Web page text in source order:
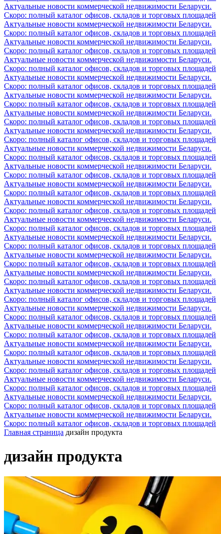
Актуальные новости коммерческой недвижимости Беларуси.
Скоро: полный каталог офисов, складов и торговых площадей
Актуальные новости коммерческой недвижимости Беларуси.
Скоро: полный каталог офисов, складов и торговых площадей
Актуальные новости коммерческой недвижимости Беларуси.
Скоро: полный каталог офисов, складов и торговых площадей
Актуальные новости коммерческой недвижимости Беларуси.
Скоро: полный каталог офисов, складов и торговых площадей
Актуальные новости коммерческой недвижимости Беларуси.
Скоро: полный каталог офисов, складов и торговых площадей
Актуальные новости коммерческой недвижимости Беларуси.
Скоро: полный каталог офисов, складов и торговых площадей
Актуальные новости коммерческой недвижимости Беларуси.
Скоро: полный каталог офисов, складов и торговых площадей
Актуальные новости коммерческой недвижимости Беларуси.
Скоро: полный каталог офисов, складов и торговых площадей
Актуальные новости коммерческой недвижимости Беларуси.
Скоро: полный каталог офисов, складов и торговых площадей
Актуальные новости коммерческой недвижимости Беларуси.
Скоро: полный каталог офисов, складов и торговых площадей
Актуальные новости коммерческой недвижимости Беларуси.
Скоро: полный каталог офисов, складов и торговых площадей
Актуальные новости коммерческой недвижимости Беларуси.
Скоро: полный каталог офисов, складов и торговых площадей
Актуальные новости коммерческой недвижимости Беларуси.
Скоро: полный каталог офисов, складов и торговых площадей
Актуальные новости коммерческой недвижимости Беларуси.
Скоро: полный каталог офисов, складов и торговых площадей
Актуальные новости коммерческой недвижимости Беларуси.
Скоро: полный каталог офисов, складов и торговых площадей
Актуальные новости коммерческой недвижимости Беларуси.
Скоро: полный каталог офисов, складов и торговых площадей
Актуальные новости коммерческой недвижимости Беларуси.
Скоро: полный каталог офисов, складов и торговых площадей
Актуальные новости коммерческой недвижимости Беларуси.
Скоро: полный каталог офисов, складов и торговых площадей
Актуальные новости коммерческой недвижимости Беларуси.
Скоро: полный каталог офисов, складов и торговых площадей
Актуальные новости коммерческой недвижимости Беларуси.
Скоро: полный каталог офисов, складов и торговых площадей
Актуальные новости коммерческой недвижимости Беларуси.
Скоро: полный каталог офисов, складов и торговых площадей
Актуальные новости коммерческой недвижимости Беларуси.
Скоро: полный каталог офисов, складов и торговых площадей
Актуальные новости коммерческой недвижимости Беларуси.
Скоро: полный каталог офисов, складов и торговых площадей
Актуальные новости коммерческой недвижимости Беларуси.
Скоро: полный каталог офисов, складов и торговых площадей
Главная страница дизайн продукта
дизайн продукта